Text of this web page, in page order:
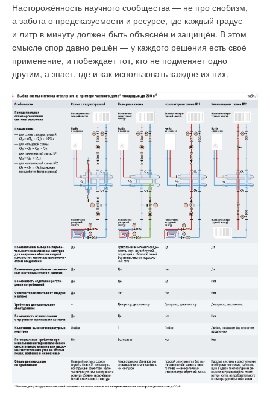
Насторожённость научного сообщества — не про снобизм,
а забота о предсказуемости и ресурсе, где каждый градус
и литр в минуту должен быть объяснён и защищён. В этом
смысле спор давно решён — у каждого решения есть своё
применение, и побеждает тот, кто не подменяет одно
другим, а знает, где и как использовать каждое их них.
Уведомления отключены
Комментарии
В этой теме еще нет комментариев
Добавить комментарий
Ваше имя *
Текст комментария